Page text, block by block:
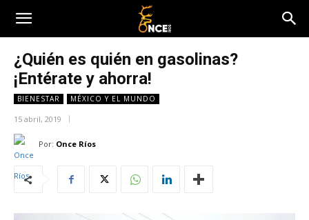
¿Quién es quién en gasolinas?
¡Entérate y ahorra!
BIENESTAR MÉXICO Y EL MUNDO
15 abril, 2019
Por: Once Ríos